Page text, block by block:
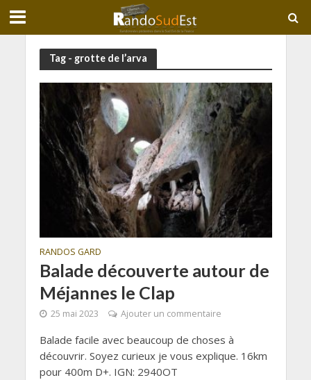
Tag - grotte de l’arva
RANDOS GARD
Balade découverte autour de
Méjannes le Clap
25 mai 2023 Ajouter un commentaire
Balade facile avec beaucoup de choses à
découvrir. Soyez curieux je vous explique. 16km
pour 400m D+. IGN: 2940OT